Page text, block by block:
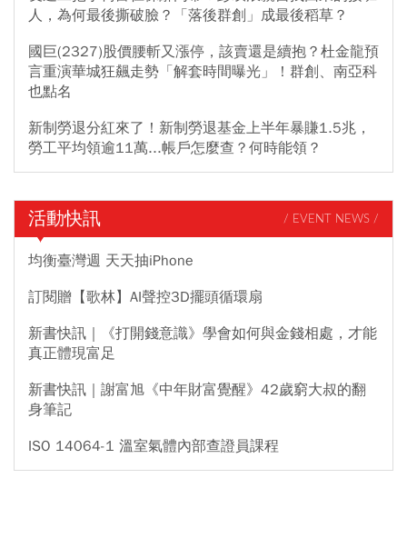
人，為何最後撕破臉？「落後群創」成最後稻草？
國巨(2327)股價腰斬又漲停，該賣還是續抱？杜金龍預
言重演華城狂飆走勢「解套時間曝光」！群創、南亞科
也點名
新制勞退分紅來了！新制勞退基金上半年暴賺1.5兆，
勞工平均領逾11萬...帳戶怎麼查？何時能領？
活動快訊 / EVENT NEWS /
均衡臺灣週 天天抽iPhone
訂閱贈【歌林】AI聲控3D擺頭循環扇
新書快訊｜《打開錢意識》學會如何與金錢相處，才能
真正體現富足
新書快訊｜謝富旭《中年財富覺醒》42歲窮大叔的翻
身筆記
ISO 14064-1 溫室氣體內部查證員課程